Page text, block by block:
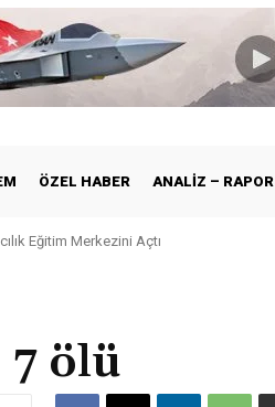
ÖZEL HABER ANALIZ – RAPOR
Eğitim Merkezini Açtı
Yeni Dönem
7 ölü